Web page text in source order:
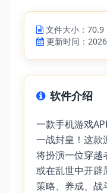
文件大小：70.9
更新时间：
软件介绍
一款手机游戏
一战封皇！这款
将扮演一位穿越
或在乱世中开辟
策略、养成、战